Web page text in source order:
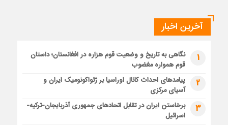
آخرین اخبار
1
نگاهی به تاریخ و وضعیت قوم هزاره در افغانستان؛ داستان
قوم همواره مغضوب
2
پیامدهای احداث کانال اوراسیا بر ژئواکونومیک ایران و
آسیای مرکزی
3
برخاستن ایران در تقابل اتحادهای جمهوری آذربایجان-ترکیه-
اسرائیل